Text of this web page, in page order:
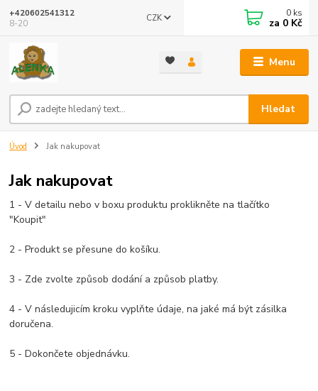
Menu
CZK
Hledat
+420602541312
8-20
0 ks
za 0 Kč
Úvod Jak nakupovat
Jak nakupovat
1 - V detailu nebo v boxu produktu proklikněte na tlačítko
"Koupit"
2 - Produkt se přesune do košíku.
3 - Zde zvolte způsob dodání a způsob platby.
4 - V následujicím kroku vyplňte údaje, na jaké má být zásilka
doručena.
5 - Dokončete objednávku.